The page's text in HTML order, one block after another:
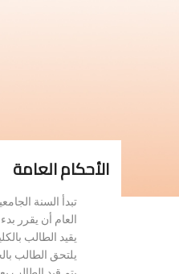
الأحكام العامة
تبدأ السنة
العام أن يقرر
يقيد الطالب
يلتحق الطالب